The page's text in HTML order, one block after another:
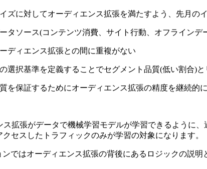
ズに対してオーディエンス拡張を満たすよう、先月の
タソース(コンテンツ消費、サイト行動、オフライン
ディエンス拡張との間に重複がない
選択基準を定義することでセグメント品質(低い割合)
を保証するためにオーディエンス拡張の精度を継続的
拡張がデータで機械学習モデルが学習できるように
クセスしたトラフィックのみが学習の対象になります。
ンではオーディエンス拡張の背後にあるロジックの説